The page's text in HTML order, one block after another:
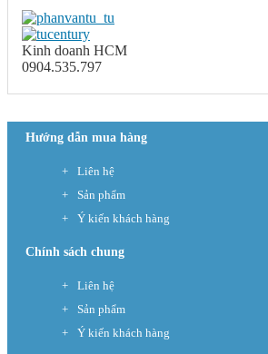
Kinh doanh HCM
0904.535.797
Hướng dẫn mua hàng
Liên hệ
Sản phẩm
Ý kiến khách hàng
Chính sách chung
Liên hệ
Sản phẩm
Ý kiến khách hàng